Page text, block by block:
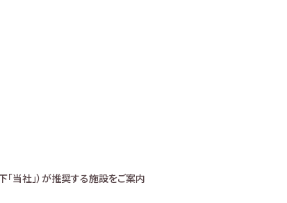
当社」）が推奨する施設をご案内